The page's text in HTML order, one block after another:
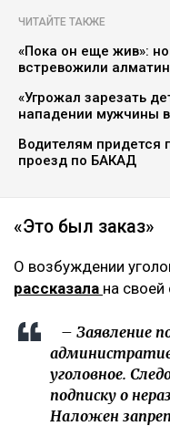
ЧИТАЙТЕ ТАКЖЕ
«Пока он еще жив»:
встревожили
«Угрожал зарезать
нападении мужчины
Водителям придется
проезд по БАКАД
«Это был заказ»
О возбуждении
рассказала на своей
– Заявление
уголовное.
подписку о
Наложен